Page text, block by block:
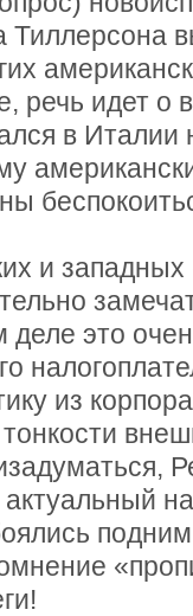
Тиллерсона
речь идет о
в Италии
и западных
деле это
из